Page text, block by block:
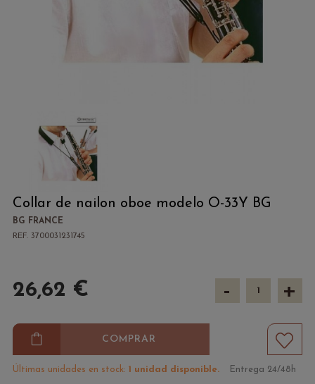
Collar de nailon oboe modelo O-33Y BG
BG FRANCE
REF. 3700031231745
26,62 € - +
COMPRAR
Últimas unidades en stock: 1 unidad disponible. Entrega 24/48h